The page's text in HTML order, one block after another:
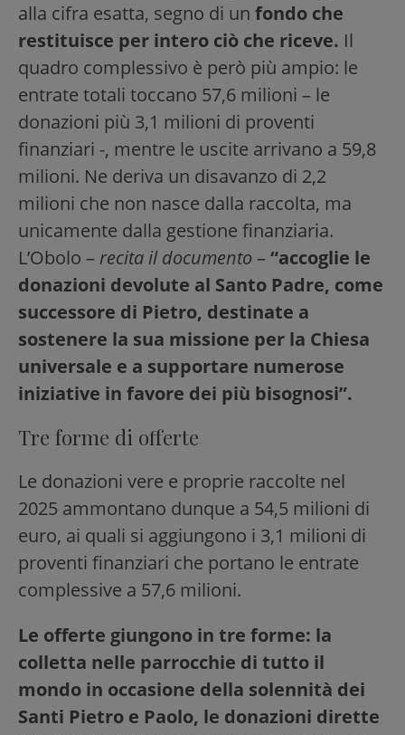
alla cifra esatta, segno di un fondo che
restituisce per intero ciò che riceve. Il
quadro complessivo è però più ampio: le
entrate totali toccano 57,6 milioni – le
donazioni più 3,1 milioni di proventi
finanziari -, mentre le uscite arrivano a 59,8
milioni. Ne deriva un disavanzo di 2,2
milioni che non nasce dalla raccolta, ma
unicamente dalla gestione finanziaria.
L’Obolo – recita il documento – “accoglie le
donazioni devolute al Santo Padre, come
successore di Pietro, destinate a
sostenere la sua missione per la Chiesa
universale e a supportare numerose
iniziative in favore dei più bisognosi”.
Tre forme di offerte
Le donazioni vere e proprie raccolte nel
2025 ammontano dunque a 54,5 milioni di
euro, ai quali si aggiungono i 3,1 milioni di
proventi finanziari che portano le entrate
complessive a 57,6 milioni.
Le offerte giungono in tre forme: la
colletta nelle parrocchie di tutto il
mondo in occasione della solennità dei
Santi Pietro e Paolo, le donazioni dirette